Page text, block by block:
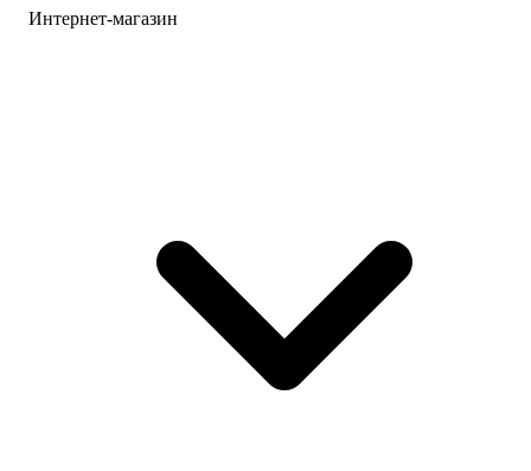
Интернет-магазин